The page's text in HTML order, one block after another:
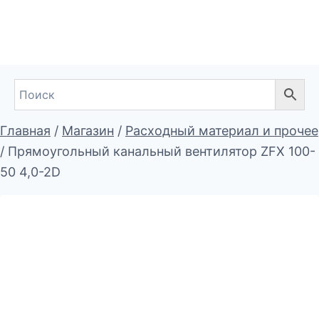
Главная / Магазин / Расходный материал и прочее
/ Прямоугольный канальный вентилятор ZFX 100-
50 4,0-2D